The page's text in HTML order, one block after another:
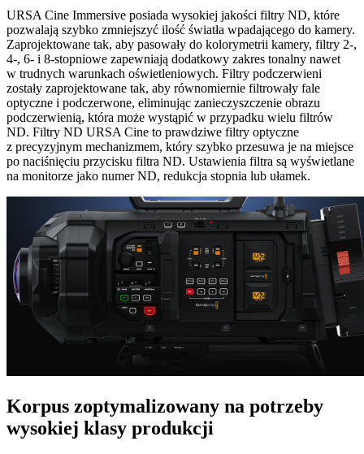
URSA Cine Immersive posiada wysokiej jakości filtry ND, które
pozwalają szybko zmniejszyć ilość światła wpadającego do kamery.
Zaprojektowane tak, aby pasowały do kolorymetrii kamery, filtry 2-,
4-, 6- i 8-stopniowe zapewniają dodatkowy zakres tonalny nawet
w trudnych warunkach oświetleniowych. Filtry podczerwieni
zostały zaprojektowane tak, aby równomiernie filtrowały fale
optyczne i podczerwone, eliminując zanieczyszczenie obrazu
podczerwienią, która może wystąpić w przypadku wielu filtrów
ND. Filtry ND URSA Cine to prawdziwe filtry optyczne
z precyzyjnym mechanizmem, który szybko przesuwa je na miejsce
po naciśnięciu przycisku filtra ND. Ustawienia filtra są wyświetlane
na monitorze jako numer ND, redukcja stopnia lub ułamek.
Korpus zoptymalizowany na potrzeby
wysokiej klasy produkcji